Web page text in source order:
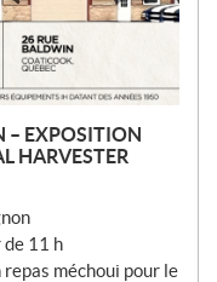
– EXPOSITION
HARVESTER
11 h
méchoui pour le